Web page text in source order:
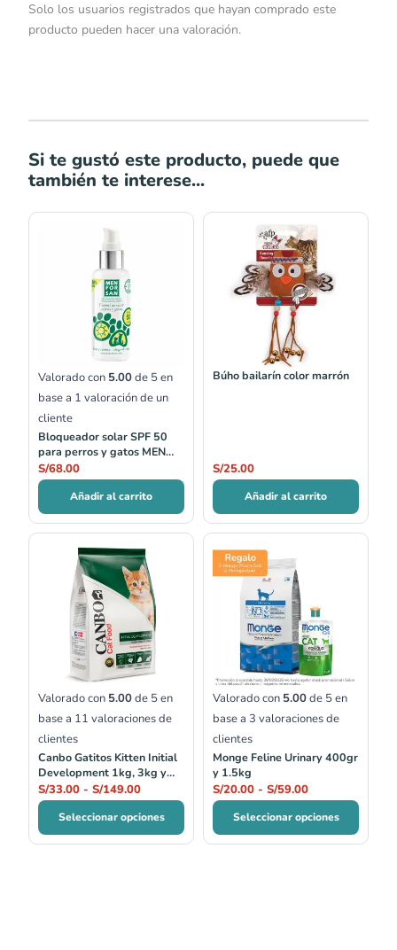
Solo los usuarios registrados que hayan comprado este
producto pueden hacer una valoración.
Si te gustó este producto, puede que
también te interese...
Valorado con 5.00de 5 en
base a 1 valoración de un
cliente
Bloqueador solar SPF 50
para perros y gatos MEN
FOR SAN
S/68.00
Añadir al carrito
Búho bailarín color marrón
S/25.00
Añadir al carrito
Valorado con 5.00de 5 en
base a 11 valoraciones de
clientes
Canbo Gatitos Kitten Initial
Development 1kg, 3kg y
7kg
S/33.00 - S/149.00
de
precios:
desde
S/33.00
hasta
S/149.00
Seleccionar opciones
Valorado con 5.00de 5 en
base a 3 valoraciones de
clientes
Monge Feline Urinary 400gr
y 1.5kg
S/20.00 - S/59.00
desde
S/20.00
hasta
S/59.00
Seleccionar opciones